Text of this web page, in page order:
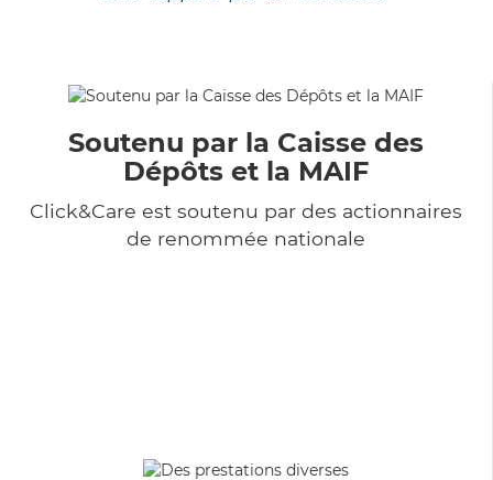
Soutenu par la Caisse des
Dépôts et la MAIF
Click&Care est soutenu par des actionnaires
de renommée nationale